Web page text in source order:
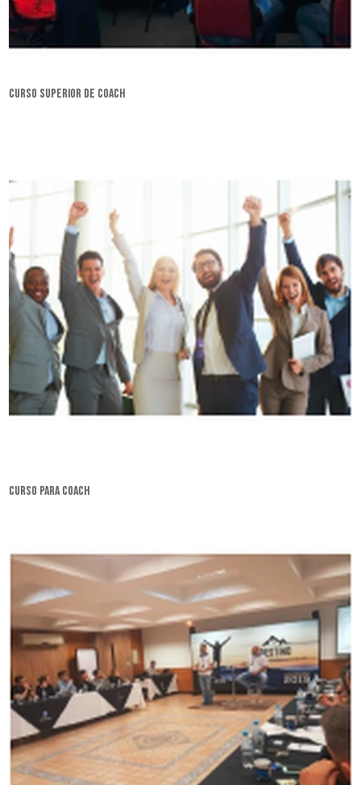
curso superior de coach
curso para coach